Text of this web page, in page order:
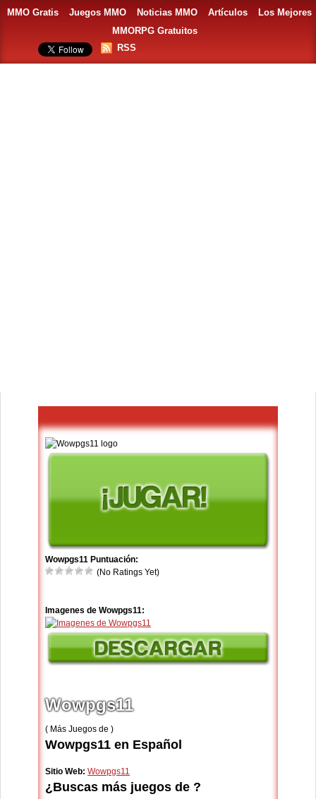
MMO Gratis Juegos MMO Noticias MMO Artículos
Los Mejores
MMORPG Gratuitos
RSS
Wowpgs11 Puntuación:
(No Ratings Yet)
Imagenes de Wowpgs11:
Wowpgs11
( Más Juegos de )
Wowpgs11 en Español
Sitio Web: Wowpgs11
¿Buscas más juegos de ?